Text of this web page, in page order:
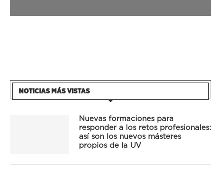
NOTICIAS MÁS VISTAS
Nuevas formaciones para
responder a los retos profesionales:
así son los nuevos másteres
propios de la UV